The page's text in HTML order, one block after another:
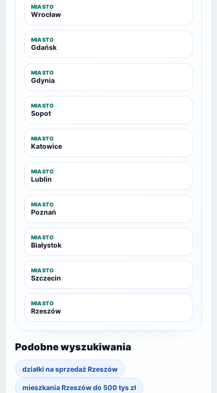
MIASTO
Wrocław
MIASTO
Gdańsk
MIASTO
Gdynia
MIASTO
Sopot
MIASTO
Katowice
MIASTO
Lublin
MIASTO
Poznań
MIASTO
Białystok
MIASTO
Szczecin
MIASTO
Rzeszów
Podobne wyszukiwania
działki na sprzedaż Rzeszów
mieszkania Rzeszów do 500 tys zł